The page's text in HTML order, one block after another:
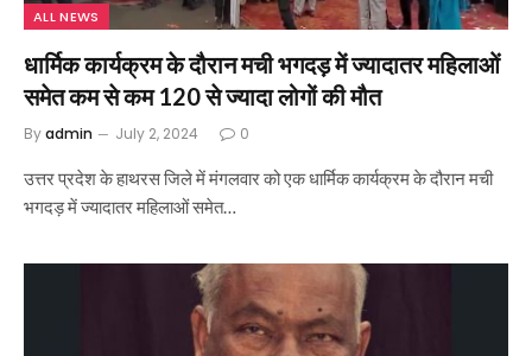
ALL NEWS
धार्मिक कार्यक्रम के दौरान मची भगदड़ में ज्यादातर महिलाओं
समेत कम से कम 120 से ज्यादा लोगों की मौत
Byadmin July 2, 2024 0
उत्तर प्रदेश के हाथरस जिले में मंगलवार को एक धार्मिक कार्यक्रम के दौरान मची
भगदड़ में ज्यादातर महिलाओं समेत…